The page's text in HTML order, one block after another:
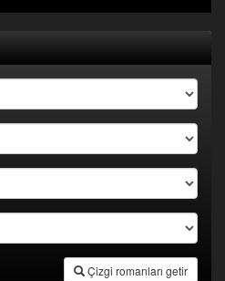
Çizgi romanları getir